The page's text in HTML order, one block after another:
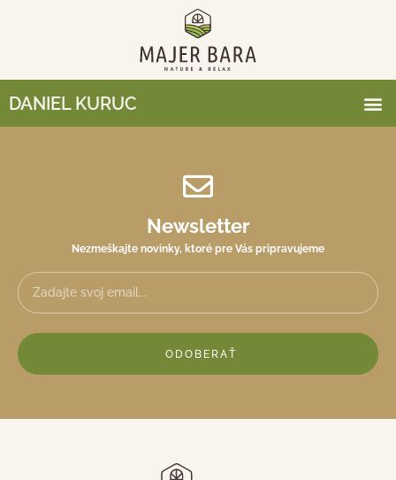
DANIEL KURUC
Newsletter
Nezmeškajte novinky, ktoré pre Vás pripravujeme
ODOBERAŤ